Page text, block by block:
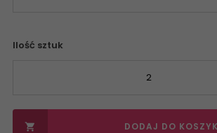
Ilość sztuk
 DODAJ DO